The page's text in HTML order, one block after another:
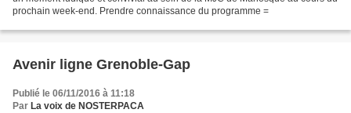
prochain week-end. Prendre connaissance du programme =
Avenir ligne Grenoble-Gap
Publié le 06/11/2016 à 11:18
Par La voix de NOSTERPACA